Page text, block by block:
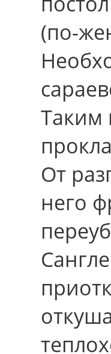
(по-
Таким
От
него